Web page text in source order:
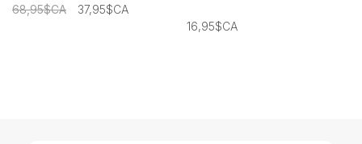
68,95$CA 37,95$CA
16,95$CA